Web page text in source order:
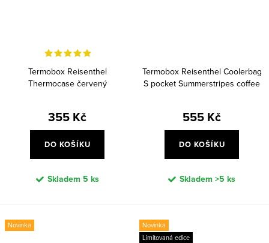
Termobox Reisenthel
Thermocase červený
355 Kč
DO KOŠÍKU
Skladem 5 ks
Termobox Reisenthel Coolerbag
S pocket Summerstripes coffee
555 Kč
DO KOŠÍKU
Skladem >5 ks
Novinka
Novinka
Limitovaná edice